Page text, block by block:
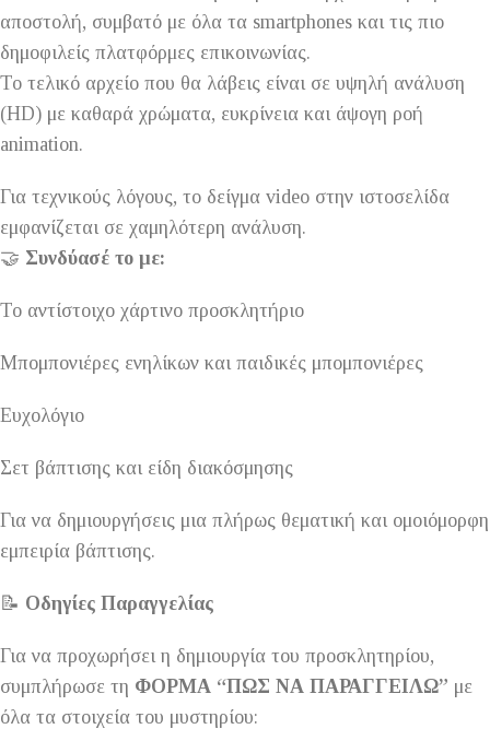
αποστολή, συμβατό με όλα τα smartphones και τις πιο
δημοφιλείς πλατφόρμες επικοινωνίας.
Το τελικό αρχείο που θα λάβεις είναι σε υψηλή ανάλυση
(HD) με καθαρά χρώματα, ευκρίνεια και άψογη ροή
animation.
Για τεχνικούς λόγους, το δείγμα video στην ιστοσελίδα
εμφανίζεται σε χαμηλότερη ανάλυση.
🤝 Συνδύασέ το με:
Το αντίστοιχο χάρτινο προσκλητήριο
Μπομπονιέρες ενηλίκων και παιδικές μπομπονιέρες
Ευχολόγιο
Σετ βάπτισης και είδη διακόσμησης
Για να δημιουργήσεις μια πλήρως θεματική και ομοιόμορφη
εμπειρία βάπτισης.
📝 Οδηγίες Παραγγελίας
Για να προχωρήσει η δημιουργία του προσκλητηρίου,
συμπλήρωσε τη ΦΟΡΜΑ “ΠΩΣ ΝΑ ΠΑΡΑΓΓΕΙΛΩ” με
όλα τα στοιχεία του μυστηρίου: